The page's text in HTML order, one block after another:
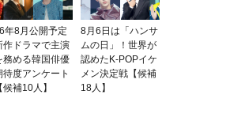
年8月公開予定
作ドラマで主演
務める韓国俳優
待度アンケート
【候補10人】
8月6日は「ハンサ
ムの日」！世界が
認めたK-POPイケ
メン決定戦【候補
18人】